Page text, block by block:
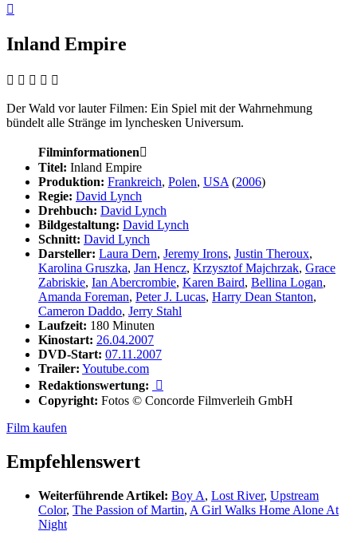

Inland Empire
    
Der Wald vor lauter Filmen: Ein Spiel mit der Wahrnehmung
bündelt alle Stränge im lynchesken Universum.
Filminformationen
Titel: Inland Empire
Produktion: Frankreich, Polen, USA (2006)
Regie: David Lynch
Drehbuch: David Lynch
Bildgestaltung: David Lynch
Schnitt: David Lynch
Darsteller: Laura Dern, Jeremy Irons, Justin Theroux,
Karolina Gruszka, Jan Hencz, Krzysztof Majchrzak, Grace
Zabriskie, Ian Abercrombie, Karen Baird, Bellina Logan,
Amanda Foreman, Peter J. Lucas, Harry Dean Stanton,
Cameron Daddo, Jerry Stahl
Laufzeit: 180 Minuten
Kinostart: 26.04.2007
DVD-Start: 07.11.2007
Trailer: Youtube.com
Redaktionswertung:

Copyright: Fotos © Concorde Filmverleih GmbH
Film kaufen
Empfehlenswert
Weiterführende Artikel: Boy A, Lost River, Upstream
Color, The Passion of Martin, A Girl Walks Home Alone At
Night